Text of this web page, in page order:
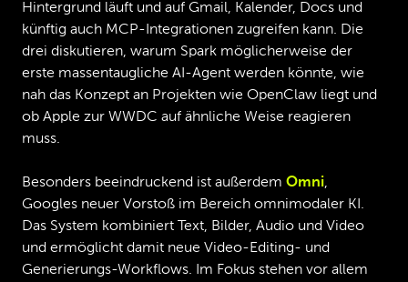
Hintergrund läuft und auf Gmail, Kalender, Docs und
künftig auch MCP-Integrationen zugreifen kann. Die
drei diskutieren, warum Spark möglicherweise der
erste massentaugliche AI-Agent werden könnte, wie
nah das Konzept an Projekten wie OpenClaw liegt und
ob Apple zur WWDC auf ähnliche Weise reagieren
muss.
Besonders beeindruckend ist außerdem Omni,
Googles neuer Vorstoß im Bereich omnimodaler KI.
Das System kombiniert Text, Bilder, Audio und Video
und ermöglicht damit neue Video-Editing- und
Generierungs-Workflows. Im Fokus stehen vor allem